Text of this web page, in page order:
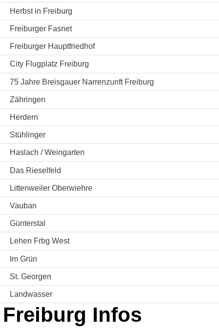
Herbst in Freiburg
Freiburger Fasnet
Freiburger Hauptfriedhof
City Flugplatz Freiburg
75 Jahre Breisgauer Narrenzunft Freiburg
Zähringen
Herdern
Stühlinger
Haslach / Weingarten
Das Rieselfeld
Littenweiler Oberwiehre
Vauban
Günterstal
Lehen Frbg West
Im Grün
St. Georgen
Landwasser
Freiburg Infos